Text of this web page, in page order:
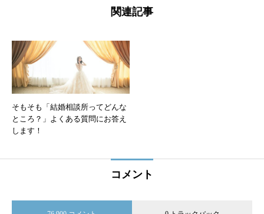
関連記事
そもそも「結婚相談所ってどんな
ところ？」よくある質問にお答え
します！
コメント